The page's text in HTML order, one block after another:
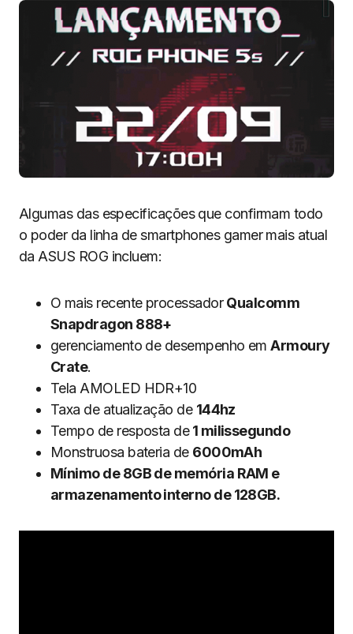
Algumas das especificações que confirmam todo
o poder da linha de smartphones gamer mais atual
da ASUS ROG incluem:
O mais recente processadorQualcomm
Snapdragon 888+
gerenciamento de desempenho emArmoury
Crate.
Tela AMOLED HDR+10
Taxa de atualização de 144hz
Tempo de resposta de1 milissegundo
Monstruosa bateria de 6000mAh
Mínimo de 8GB de memória RAM e
armazenamento interno de 128GB.